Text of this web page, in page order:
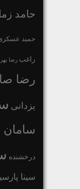
حامد
حمید
راغب رضا
رضا
یزدانی
سامان
درخشنده
سینا